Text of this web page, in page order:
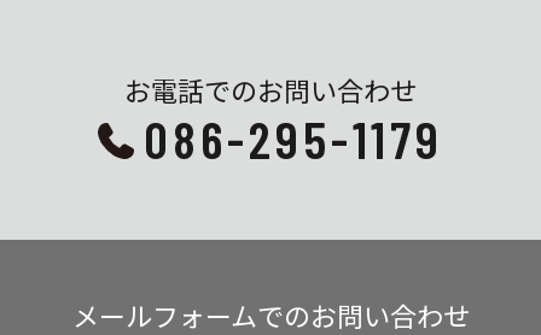
お電話でのお問い合わせ
086-295-1179
メールフォームでのお問い合わせ